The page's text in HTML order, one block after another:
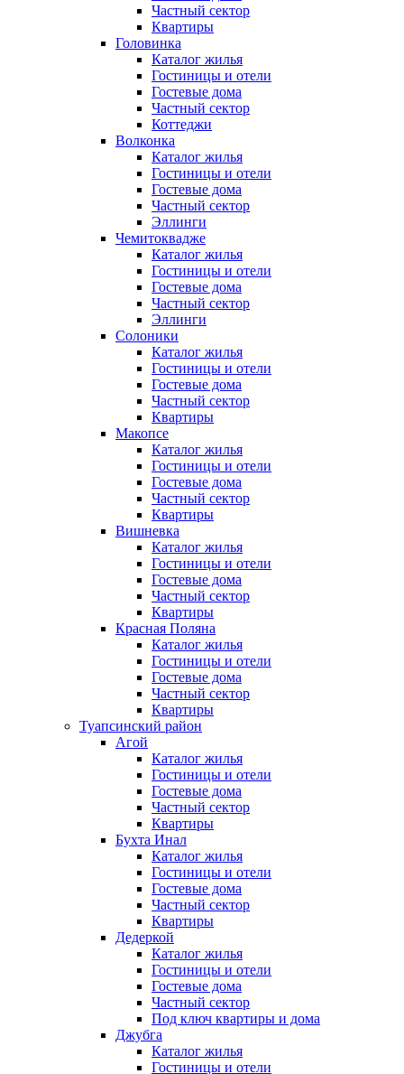
Частный сектор
Квартиры
Головинка
Каталог жилья
Гостиницы и отели
Гостевые дома
Частный сектор
Коттеджи
Волконка
Каталог жилья
Гостиницы и отели
Гостевые дома
Частный сектор
Эллинги
Чемитоквадже
Каталог жилья
Гостиницы и отели
Гостевые дома
Частный сектор
Эллинги
Солоники
Каталог жилья
Гостиницы и отели
Гостевые дома
Частный сектор
Квартиры
Макопсе
Каталог жилья
Гостиницы и отели
Гостевые дома
Частный сектор
Квартиры
Вишневка
Каталог жилья
Гостиницы и отели
Гостевые дома
Частный сектор
Квартиры
Красная Поляна
Каталог жилья
Гостиницы и отели
Гостевые дома
Частный сектор
Квартиры
Туапсинский район
Агой
Каталог жилья
Гостиницы и отели
Гостевые дома
Частный сектор
Квартиры
Бухта Инал
Каталог жилья
Гостиницы и отели
Гостевые дома
Частный сектор
Квартиры
Дедеркой
Каталог жилья
Гостиницы и отели
Гостевые дома
Частный сектор
Под ключ квартиры и дома
Джубга
Каталог жилья
Гостиницы и отели